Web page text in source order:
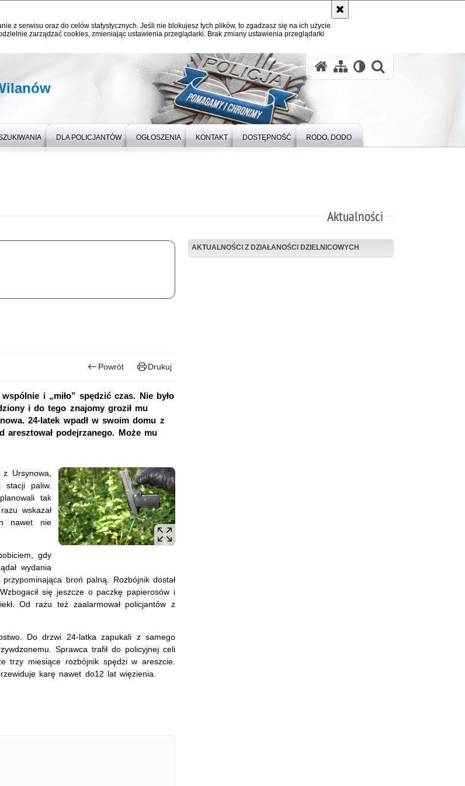
z serwisu oraz do celów statystycznych. Jeśli nie blokujesz tych plików, to zgadzasz się na ich użycie
zarządzać cookies, zmieniając ustawienia przeglądarki. Brak zmiany ustawienia przeglądarki
DLA POLICJANTÓW OGŁOSZENIA KONTAKT DOSTĘPNOŚĆ RODO, DODO
Aktualności
Powrót Drukuj
i „miło” spędzić czas. Nie było
i do tego znajomy groził mu
24-latek wpadł w swoim domu z
aresztował podejrzanego. Może mu
Ursynowa,
stacji paliw.
tak
wskazał
nawet nie
gdy
wydania
broń palną. Rozbójnik dostał
się jeszcze o paczkę papierosów i
Od razu też zaalarmował policjantów z
Do drzwi 24-latka zapukali z samego
Sprawca trafił do policyjnej celi
trzy miesiące rozbójnik spędzi w areszcie.
karę nawet do12 lat więzienia.
AKTUALNOŚCI Z DZIAŁANOŚCI DZIELNICOWYCH